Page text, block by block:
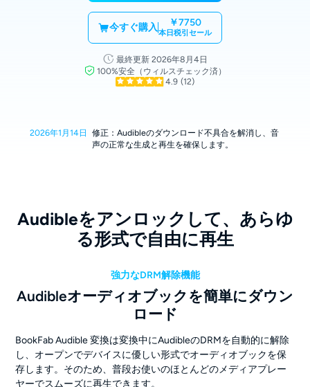
今すぐ購入 ￥7750
本日税引セール
最終更新 2026年8月4日
100%安全（ウィルスチェック済）
4.9 (12)
2026年1月14日 修正：Audibleのダウンロード不具合を解消し、音
声の正常な生成と再生を確保します。
Audibleをアンロックして、あらゆ
る形式で自由に再生
強力なDRM解除機能
Audibleオーディオブックを簡単にダウン
ロード
BookFab Audible 変換は変換中にAudibleのDRMを自動的に解除
し、オープンでデバイスに優しい形式でオーディオブックを保
存します。そのため、普段お使いのほとんどのメディアプレー
ヤーでスムーズに再生できます。